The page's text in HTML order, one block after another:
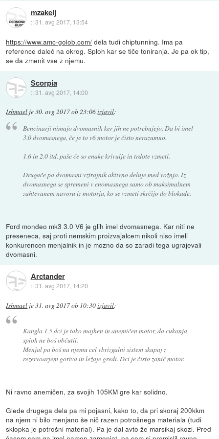
mzakelj
::31. avg 2017, 13:54
https://www.amc-golob.com/ dela tudi chiptunning. Ima pa
reference daleč na okrog. Sploh kar se tiče toniranja. Je pa ok tip,
se da zmenit vse z njemu.
Scorpia
::31. avg 2017, 14:00
Ishmael je30. avg 2017 ob 23:06izjavil:
Bencinarji nimajo dvomasnih ker jih ne potrebujejo. Da bi imel
3.0 dvomasnega, če je to v6 motor je čisto nerazumno.
1.6 in 2.0 itd. paše če so enake krivulje in trdote vzmeti.
Drugače pa dvomasni vztrajnik aktivno deluje med vožnjo. Iz
dvomasnega se spremeni v enomasnega samo ob maksimalnem
zahtevanem navoru iz motorja, ko se vzmeti skrčijo do blokade.
Ford mondeo mk3 3.0 V6 je glih imel dvomasnega. Kar niti ne
preseneca, saj proti nemskim proizvajalcem nikoli niso imeli
konkurencen menjalnik in je mozno da so zaradi tega ugrajevali
dvomasni.
Arctander
::31. avg 2017, 14:20
Ishmael je31. avg 2017 ob 10:30izjavil:
Kangla 1.5 dci je tako majhen in anemičen motor, da cukanja
sploh ne boš občutil.
Menjal pa boš na njemu cel vbrizgalni sistem skupaj z
rezervoarjem goriva in ležaje gredi. Dci je čisto zanič motor.
Ni ravno anemičen, za svojih 105KM gre kar solidno.
Glede drugega dela pa mi pojasni, kako to, da pri skoraj 200kkm
na njem ni bilo menjano še nič razen potrošnega materiala (tudi
sklopka je potrošni material). Pa je dal avto že marsikaj skozi. Pred